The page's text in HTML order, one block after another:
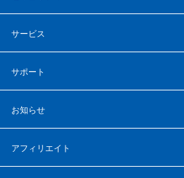
サービス
サポート
お知らせ
アフィリエイト